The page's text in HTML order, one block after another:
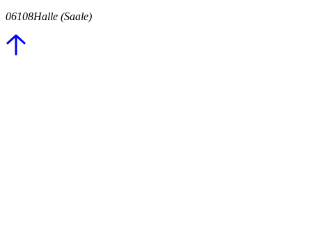
06108Halle (Saale)